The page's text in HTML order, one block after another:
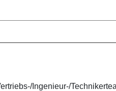
Ingenieur-/